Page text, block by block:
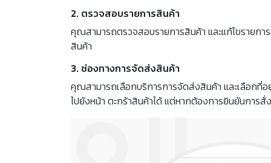
2. ตรวจสอบรายการสินค้า
คุณสามารถตรวจสอบรายการสินค้า และแก้ไขรายก
สินค้า
3. ช่องทางการจัดส่งสินค้า
คุณสามารถเลือกบริการการจัดส่งสินค้า และเลือกที่
ไปยังหน้า ตะกร้าสินค้าได้ แต่หากต้องการยินยันการ